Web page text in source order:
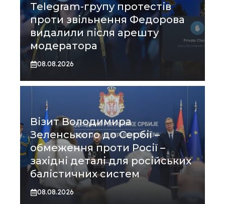
Telegram-групу протестів
проти звільнення Федорова
видалили після арешту
модератора
08.08.2026
Візит Володимира
Зеленського до Сербії –
обмеження проти Росії –
західні деталі для російських
балістичних систем
08.08.2026